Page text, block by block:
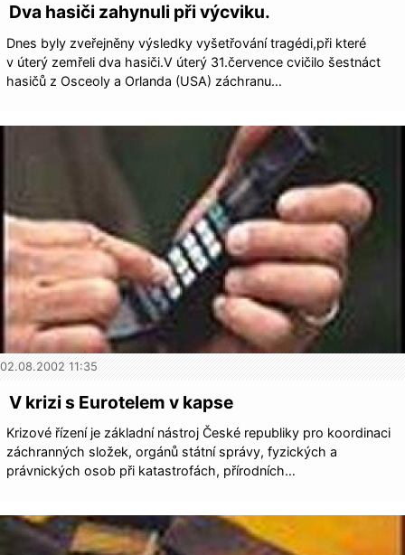
Dva hasiči zahynuli při výcviku.
Dnes byly zveřejněny výsledky vyšetřování tragédi,při které
v úterý zemřeli dva hasiči.V úterý 31.července cvičilo šestnáct
hasičů z Osceoly a Orlanda (USA) záchranu…
02.08.2002 11:35
V krizi s Eurotelem v kapse
Krizové řízení je základní nástroj České republiky pro koordinaci
záchranných složek, orgánů státní správy, fyzických a
právnických osob při katastrofách, přírodních…